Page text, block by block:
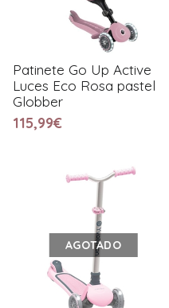
Patinete Go Up Active
Luces Eco Rosa pastel
Globber
115,99€
AGOTADO